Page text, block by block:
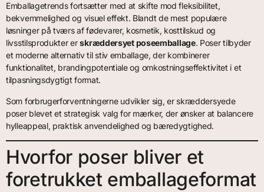
Emballagetrends fortsætter med at skifte mod fleksibilitet,
bekvemmelighed og visuel effekt. Blandt de mest populære
løsninger på tværs af fødevarer, kosmetik, kosttilskud og
livsstilsprodukter erskræddersyet poseemballage. Poser tilbyder
et moderne alternativ til stiv emballage, der kombinerer
funktionalitet, brandingpotentiale og omkostningseffektivitet i et
tilpasningsdygtigt format.
Som forbrugerforventningerne udvikler sig, er skræddersyede
poser blevet et strategisk valg for mærker, der ønsker at balancere
hylleappeal, praktisk anvendelighed og bæredygtighed.
Hvorfor poser bliver et
foretrukket emballageformat